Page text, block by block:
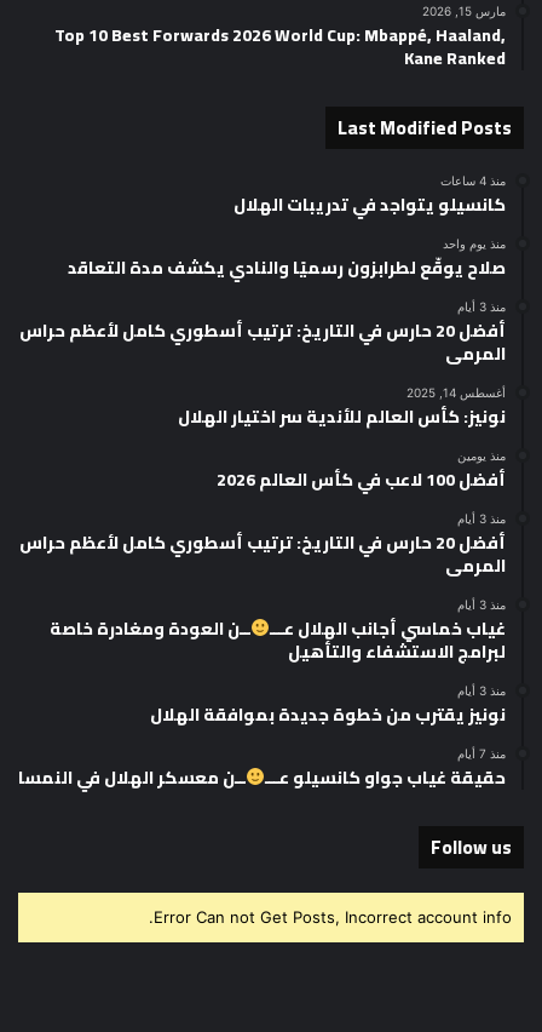
مارس 15, 2026
Top 10 Best Forwards 2026 World Cup: Mbappé, Haaland,
Kane Ranked
Last Modified Posts
منذ 4 ساعات
كانسيلو يتواجد في تدريبات الهلال
منذ يوم واحد
صلاح يوقّع لطرابزون رسميًا والنادي يكشف مدة التعاقد
منذ 3 أيام
أفضل 20 حارس في التاريخ: ترتيب أسطوري كامل لأعظم حراس
المرمى
أغسطس 14, 2025
نونيز: كأس العالم للأندية سر اختيار الهلال
منذ يومين
أفضل 100 لاعب في كأس العالم 2026
منذ 3 أيام
أفضل 20 حارس في التاريخ: ترتيب أسطوري كامل لأعظم حراس
المرمى
منذ 3 أيام
غياب خماسي أجانب الهلال عـــ ــن العودة ومغادرة خاصة
لبرامج الاستشفاء والتأهيل
منذ 3 أيام
نونيز يقترب من خطوة جديدة بموافقة الهلال
منذ 7 أيام
حقيقة غياب جواو كانسيلو عـــ ــن معسكر الهلال في النمسا
Follow us
Error Can not Get Posts, Incorrect account info.